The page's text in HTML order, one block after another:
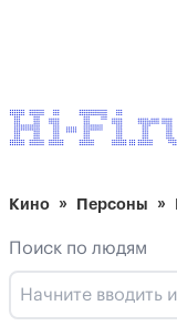
Кино Персоны
Поиск по людям